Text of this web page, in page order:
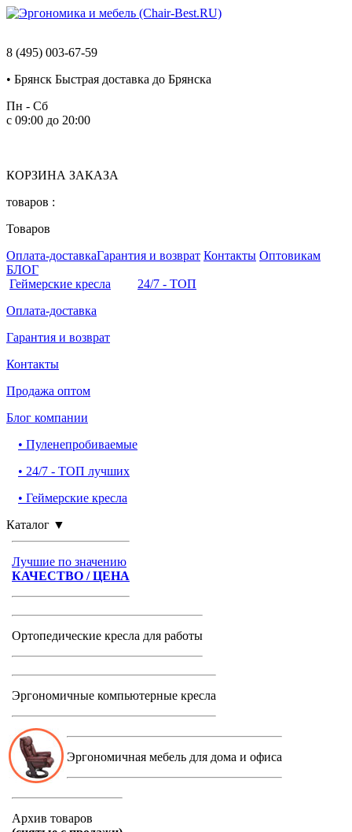
8 (495) 003-67-59
• Брянск Быстрая доставка до Брянска
Пн - Сб
с 09:00 до 20:00
КОРЗИНА ЗАКАЗА
товаров :
Товаров
Оплата-доставкаГарантия и возврат Контакты Оптовикам
БЛОГ
Геймерские кресла
24/7 - ТОП
Оплата-доставка
Гарантия и возврат
Контакты
Продажа оптом
Блог компании
• Пуленепробиваемые
• 24/7 - ТОП лучших
• Геймерские кресла
Каталог ▼
Лучшие по значению
КАЧЕСТВО / ЦЕНА
Ортопедические кресла для работы
Эргономичные компьютерные кресла
Эргономичная мебель для дома и офиса
Архив товаров